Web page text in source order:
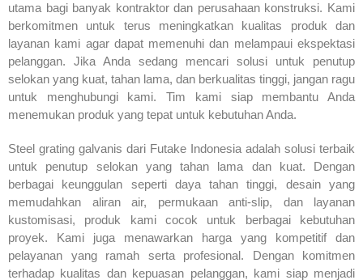
utama bagi banyak kontraktor dan perusahaan konstruksi. Kami
berkomitmen untuk terus meningkatkan kualitas produk dan
layanan kami agar dapat memenuhi dan melampaui ekspektasi
pelanggan. Jika Anda sedang mencari solusi untuk penutup
selokan yang kuat, tahan lama, dan berkualitas tinggi, jangan ragu
untuk menghubungi kami. Tim kami siap membantu Anda
menemukan produk yang tepat untuk kebutuhan Anda.
Steel grating galvanis dari Futake Indonesia adalah solusi terbaik
untuk penutup selokan yang tahan lama dan kuat. Dengan
berbagai keunggulan seperti daya tahan tinggi, desain yang
memudahkan aliran air, permukaan anti-slip, dan layanan
kustomisasi, produk kami cocok untuk berbagai kebutuhan
proyek. Kami juga menawarkan harga yang kompetitif dan
pelayanan yang ramah serta profesional. Dengan komitmen
terhadap kualitas dan kepuasan pelanggan, kami siap menjadi